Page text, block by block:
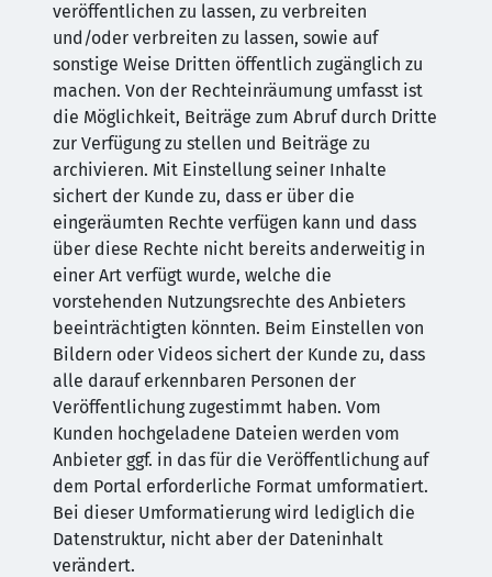
veröffentlichen zu lassen, zu verbreiten
und/oder verbreiten zu lassen, sowie auf
sonstige Weise Dritten öffentlich zugänglich zu
machen. Von der Rechteinräumung umfasst ist
die Möglichkeit, Beiträge zum Abruf durch Dritte
zur Verfügung zu stellen und Beiträge zu
archivieren. Mit Einstellung seiner Inhalte
sichert der Kunde zu, dass er über die
eingeräumten Rechte verfügen kann und dass
über diese Rechte nicht bereits anderweitig in
einer Art verfügt wurde, welche die
vorstehenden Nutzungsrechte des Anbieters
beeinträchtigten könnten. Beim Einstellen von
Bildern oder Videos sichert der Kunde zu, dass
alle darauf erkennbaren Personen der
Veröffentlichung zugestimmt haben. Vom
Kunden hochgeladene Dateien werden vom
Anbieter ggf. in das für die Veröffentlichung auf
dem Portal erforderliche Format umformatiert.
Bei dieser Umformatierung wird lediglich die
Datenstruktur, nicht aber der Dateninhalt
verändert.